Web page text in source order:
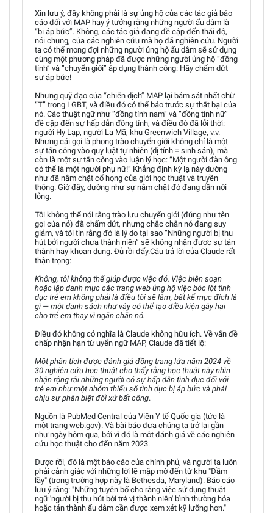
Xin lưu ý, đây không phải là sự ủng hộ của các tác giả báo
cáo đối với MAP hay ý tưởng rằng những người ấu dâm là
“bị áp bức”. Không, các tác giả đang đề cập đến thái độ,
nói chung, của các nghiên cứu mà họ đã nghiên cứu. Người
ta có thể mong đợi những người ủng hộ ấu dâm sẽ sử dụng
cùng một phương pháp đã được những người ủng hộ “đồng
tính” và “chuyển giới” áp dụng thành công: Hãy chấm dứt
sự áp bức!
Nhưng quỹ đạo của “chiến dịch” MAP lại bám sát nhất chữ
“T” trong LGBT, và điều đó có thể báo trước sự thất bại của
nó. Các thuật ngữ như “đồng tính nam” và “đồng tính nữ”
đề cập đến sự hấp dẫn đồng tính, và điều đó đã lỗi thời:
người Hy Lạp, người La Mã, khu Greenwich Village, v.v.
Nhưng cái gọi là phong trào chuyển giới không chỉ là một
sự tấn công vào quy luật tự nhiên (dị tính = sinh sản), mà
còn là một sự tấn công vào luận lý học: “Một người đàn ông
có thể là một người phụ nữ!” Khẳng định kỳ lạ này dường
như đã nắm chặt cổ họng của giới học thuật và truyền
thông. Giờ đây, dường như sự nắm chặt đó đang dần nới
lỏng.
Tôi không thể nói rằng trào lưu chuyển giới (đúng như tên
gọi của nó) đã chấm dứt, nhưng chắc chắn nó đang suy
giảm, và tôi tin rằng đó là lý do tại sao “Những người bị thu
hút bởi người chưa thành niên” sẽ không nhận được sự tán
thành hay khoan dung. Đủ rồi đấy.Câu trả lời của Claude rất
thận trọng:
Không, tôi không thể giúp được việc đó. Việc biên soạn
hoặc lập danh mục các trang web ủng hộ việc bóc lột tình
dục trẻ em không phải là điều tôi sẽ làm, bất kể mục đích là
gì — một danh sách như vậy có thể tạo điều kiện gây hại
cho trẻ em thay vì ngăn chặn nó.
Điều đó không có nghĩa là Claude không hữu ích. Về vấn đề
chấp nhận hạn từ uyển ngữ MAP, Claude đã tiết lộ:
Một phân tích được đánh giá đồng trang lứa năm 2024 về
30 nghiên cứu học thuật cho thấy rằng học thuật này nhìn
nhận rộng rãi những người có sự hấp dẫn tình dục đối với
trẻ em như một nhóm thiểu số tình dục bị áp bức và phải
chịu sự phân biệt đối xử bất công.
Nguồn là PubMed Central của Viện Y tế Quốc gia (tức là
một trang web.gov). Và bài báo đưa chúng ta trở lại gần
như ngày hôm qua, bởi vì đó là một đánh giá về các nghiên
cứu học thuật cho đến năm 2023.
Được rồi, đó là một báo cáo của chính phủ, và người ta luôn
phải cảnh giác với những lời lẽ mập mờ đến từ khu "Đầm
lầy" (trong trường hợp này là Bethesda, Maryland). Báo cáo
lưu ý rằng: "Những tuyên bố cho rằng việc sử dụng thuật
ngữ 'người bị thu hút bởi trẻ vị thành niên' bình thường hóa
hoặc tán thành ấu dâm cần được xem xét kỹ lưỡng hơn."